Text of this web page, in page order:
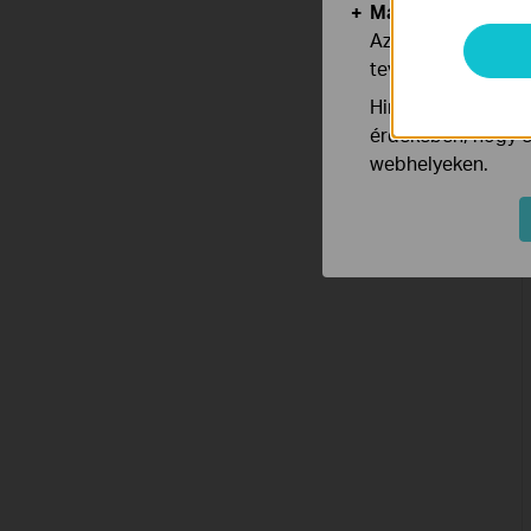
Marketing és
Az elemző cookie
tevékenységeit,
Hirdetési
érdekében, hogy
webhelyeken.